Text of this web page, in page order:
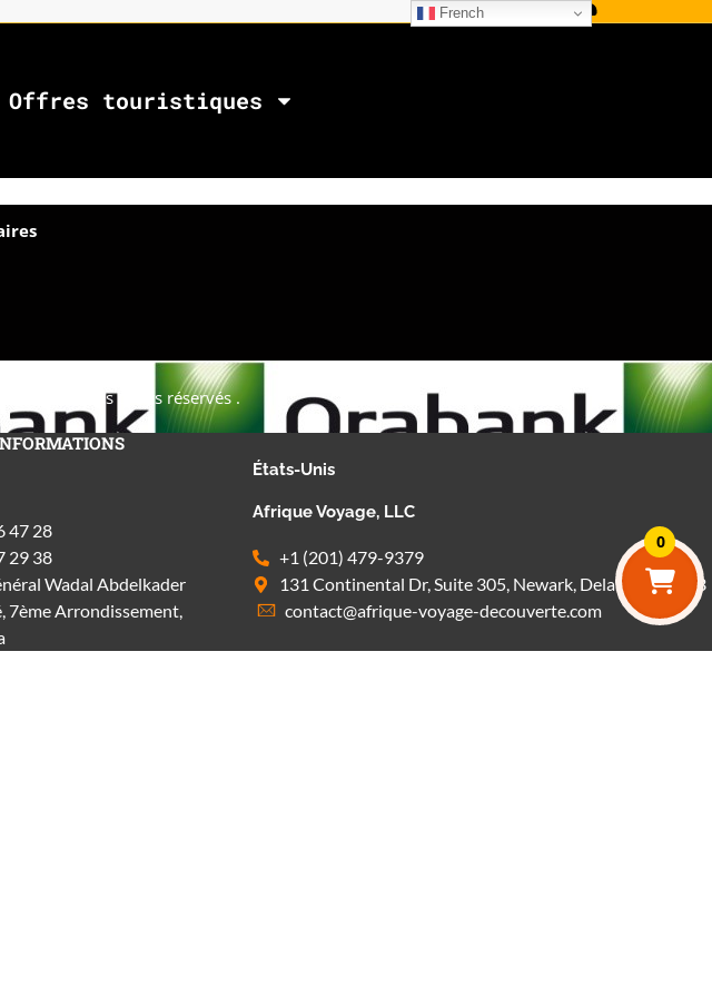
0
Offres touristiques
tous droits réservés .
47 28
29 38
Wadal Abdelkader
7ème Arrondissement,
États-Unis
Afrique Voyage, LLC
+1 (201) 479-9379
131 Continental Dr, Suite 305, Newark, Delaware 19713
contact@afrique-voyage-decouverte.com
French